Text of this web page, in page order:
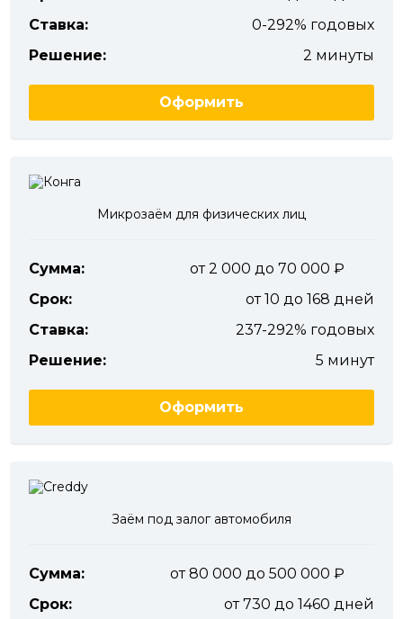
Ставка:
0-292% годовых
Решение:
2 минуты
Оформить
Микрозаём для физических лиц
Сумма:
от 2 000 до 70 000
Срок:
от 10 до 168 дней
Ставка:
237-292% годовых
Решение:
5 минут
Оформить
Заём под залог автомобиля
Сумма:
от 80 000 до 500 000
Срок:
от 730 до 1460 дней